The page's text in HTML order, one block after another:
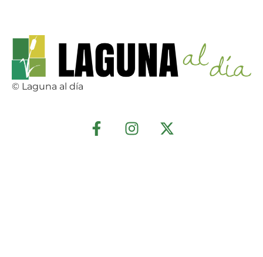
© Laguna al día